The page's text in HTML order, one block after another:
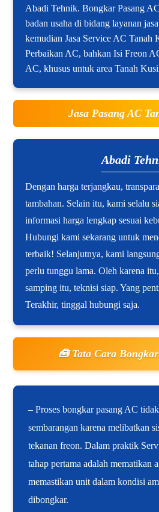
Abadi Tehnik. Bongkar Pasang
badan usaha di bidang layanan
kemudian Jasa Service AC Tanah
Perbaikan AC, bahkan Isi Freon
AC, khusus untuk area Tanah
Jasa Pasang AC
Abadi
Dengan harga terjangkau,
tambahan. Selain itu, kami selalu
informasi harga lengkap sesuai
Hubungi kami sekarang untuk
terbaik! Selanjutnya, kami
perlu tunggu lama. Oleh karena
samping itu, teknisi siap. Yang
Terakhir, tinggal hubungi saja.
🧰 Tata Cara
– Proses bongkar pasang AC
sembarangan karena melibatkan
tekanan freon. Dalam praktik
tahap pertama adalah mematikan
memastikan unit dalam kondisi
dibongkar.